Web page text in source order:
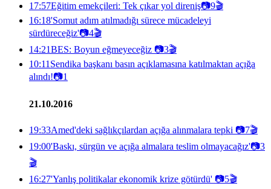
17:57Eğitim emekçileri: Tek çıkar yol direniş📷9🎬
16:18'Somut adım atılmadığı sürece mücadeleyi
sürdüreceğiz'📷4🎬
14:21BES: Boyun eğmeyeceğiz 📷3🎬
10:11 Sendika başkanı basın açıklamasına katılmaktan açığa
alındı!📷1
21.10.2016
19:33Amed'deki sağlıkçılardan açığa alınmalara tepki 📷7🎬
19:00'Baskı, sürgün ve açığa almalara teslim olmayacağız'📷3
🎬
16:27'Yanlış politikalar ekonomik krize götürdü' 📷5🎬